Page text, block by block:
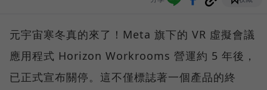
元宇宙寒冬真的來了！Meta 旗下的 VR 虛擬會議
應用程式 Horizon Workrooms 營運約 5 年後，
已正式宣布關停。這不僅標誌著一個產品的終